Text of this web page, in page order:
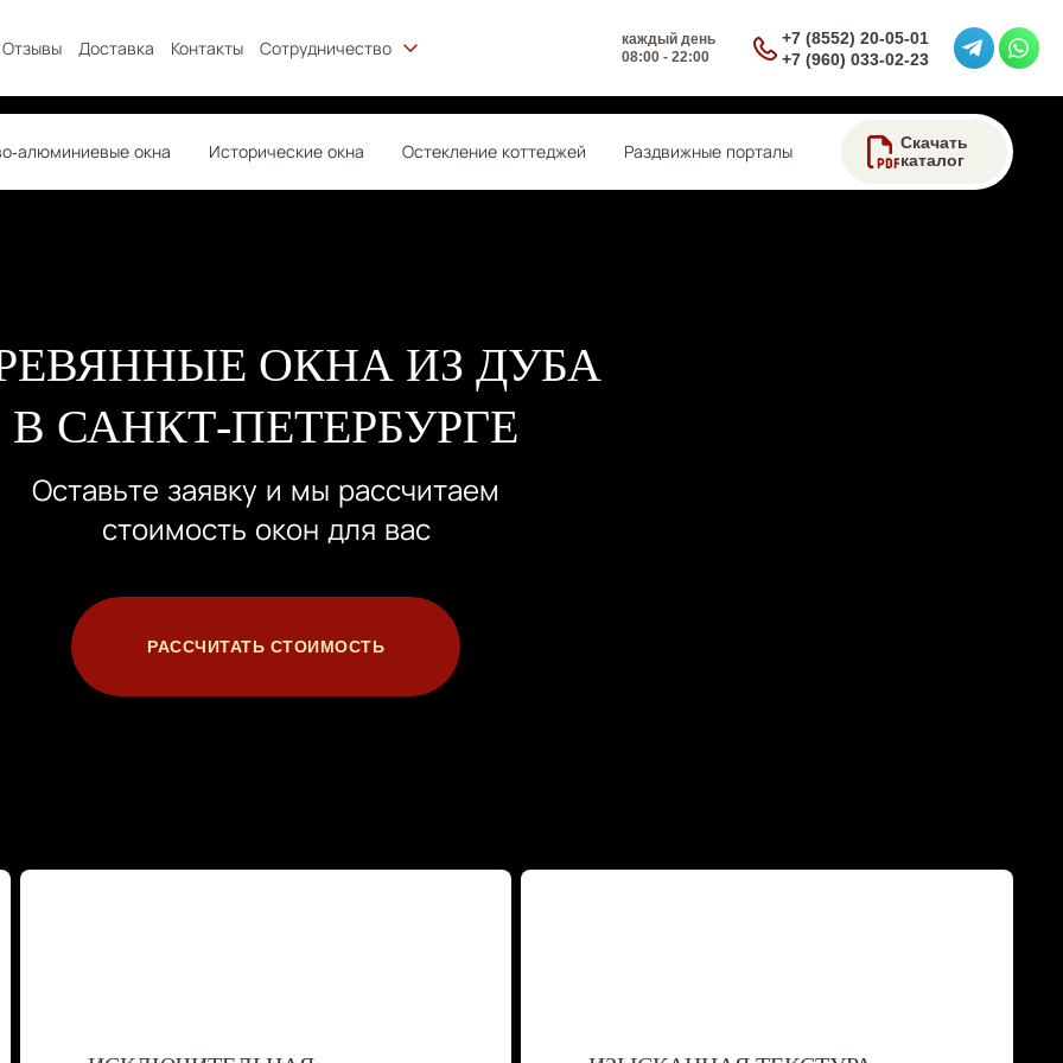
Отзывы Доставка Контакты Сотрудничество
каждый день
08:00 - 22:00
+7 (8552) 20-05-01
+7 (960) 033-02-23
алюминиевые окна Исторические окна Остекление коттеджей Раздвижные порталы
Скачать
каталог
ОКНА ИЗ ДУБА
В САНКТ-ПЕТЕРБУРГЕ
Оставьте заявку и мы рассчитаем
стоимость окон для вас
РАССЧИТАТЬ СТОИМОСТЬ